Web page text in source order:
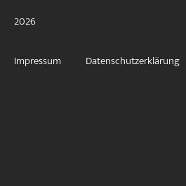
2026
Impressum Datenschutzerklärung